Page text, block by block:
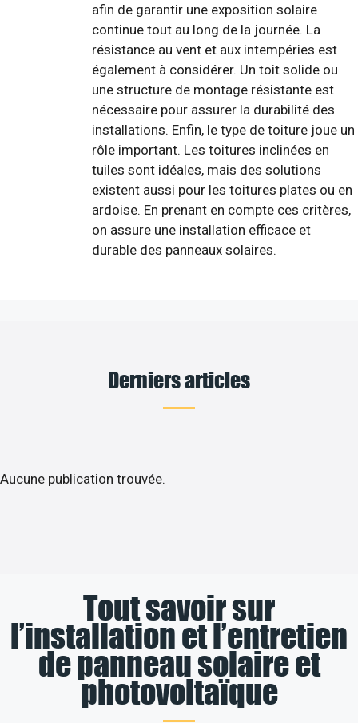
afin de garantir une exposition solaire
continue tout au long de la journée. La
résistance au vent et aux intempéries est
également à considérer. Un toit solide ou
une structure de montage résistante est
nécessaire pour assurer la durabilité des
installations. Enfin, le type de toiture joue un
rôle important. Les toitures inclinées en
tuiles sont idéales, mais des solutions
existent aussi pour les toitures plates ou en
ardoise. En prenant en compte ces critères,
on assure une installation efficace et
durable des panneaux solaires.
Derniers articles
Aucune publication trouvée.
Tout savoir sur
l’installation et l’entretien
de panneau solaire et
photovoltaïque